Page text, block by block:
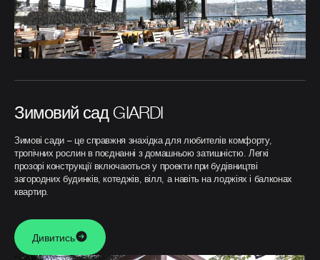
Зимовий сад GIARDI
Зимові сади – це справжня знахідка для любителів комфорту,
тропічних рослин в поєднанні з домашньою затишністю. Легкі
прозорі конструкції включаються у проекти при будівництві
загородних будинків, котеджів, вілл, а навіть на лоджіях і балконах
квартир.
Дивитись